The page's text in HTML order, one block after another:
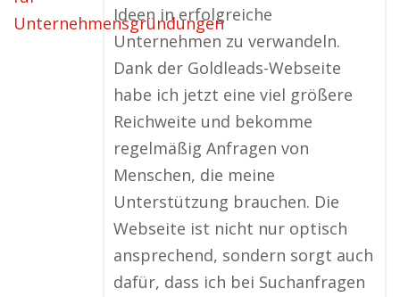
Ideen in erfolgreiche
Unternehmen zu verwandeln.
Dank der Goldleads-Webseite
habe ich jetzt eine viel größere
Reichweite und bekomme
regelmäßig Anfragen von
Menschen, die meine
Unterstützung brauchen. Die
Webseite ist nicht nur optisch
ansprechend, sondern sorgt auch
dafür, dass ich bei Suchanfragen